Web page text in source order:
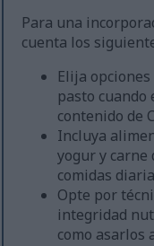
Para una
cuenta los
Elija
pasto cuando
contenido de
Incluya
yogur y carne
comidas
Opte por
integridad
como asarlos